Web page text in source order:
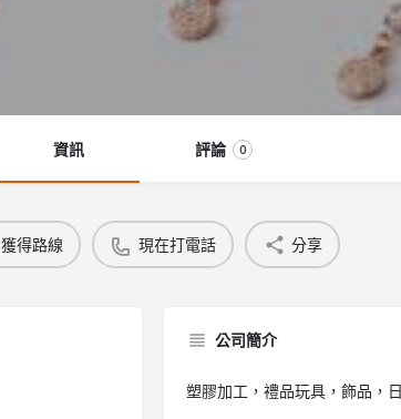
資訊 評論 0
獲得路線 現在打電話 分享
公司簡介
塑膠加工，禮品玩具，飾品，